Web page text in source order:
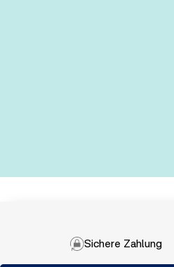
Sichere Zahlung